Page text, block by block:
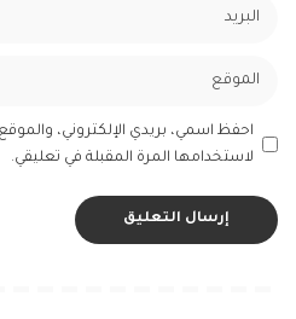
احفظ اسمي، بريدي الإلكتروني،
لاستخدامها المرة المقبلة في تعليقي.